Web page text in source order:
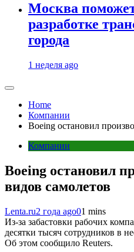
Москва
разработке
города
1 неделя ago
Home
Компании
Boeing остановил
Компании
Boeing остановил
видов самолетов
Lenta.ru2 года ago01 mins
Из-за забастовки рабочих
десятки тысяч сотрудников в
Об этом сообщило Reuters.